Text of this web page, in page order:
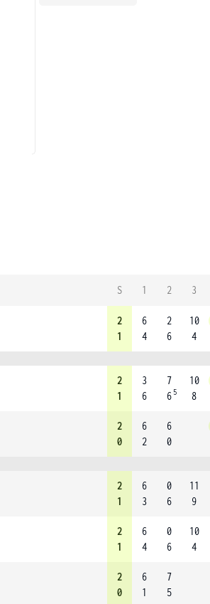
S 1 2 3
2
1
6
4
2
6
10
4
2
1
3
6
7
6 5
10
8
2
0
6
2
6
0
2
1
6
3
0
6
11
9
2
1
6
4
0
6
10
4
2
0
6
1
7
5